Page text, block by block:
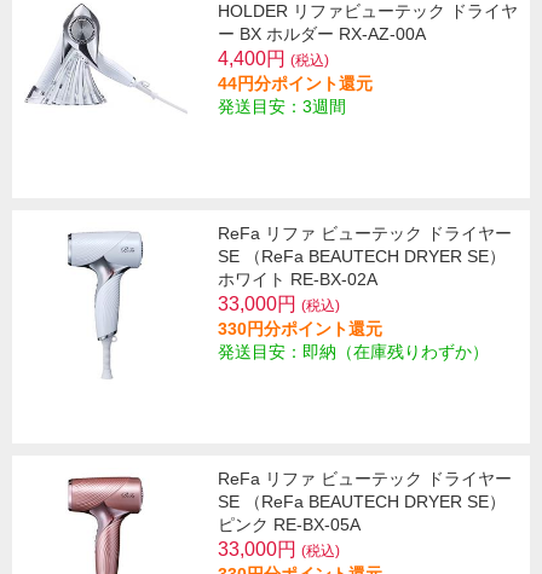
HOLDER リファビューテック ドライヤ
ー BX ホルダー RX-AZ-00A
4,400円 (税込)
44円分ポイント還元
発送目安：3週間
ReFa リファ ビューテック ドライヤー
SE （ReFa BEAUTECH DRYER SE）
ホワイト RE-BX-02A
33,000円 (税込)
330円分ポイント還元
発送目安：即納（在庫残りわずか）
ReFa リファ ビューテック ドライヤー
SE （ReFa BEAUTECH DRYER SE）
ピンク RE-BX-05A
33,000円 (税込)